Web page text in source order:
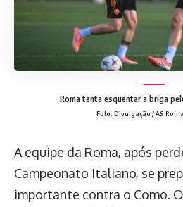
Roma tenta esquentar a briga
Foto: Divulgação / AS
A equipe da Roma, após
Campeonato Italiano, se
importante contra o Como.